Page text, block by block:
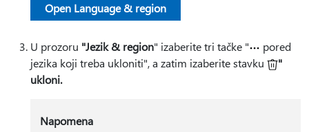
Open Language & region
U prozoru "Jezik & region" izaberite tri tačke "
pored
jezika koji treba ukloniti", a zatim izaberite stavku
"
ukloni.
Napomena